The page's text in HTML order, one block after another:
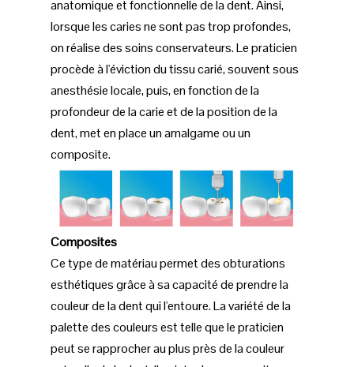
anatomique et fonctionnelle de la dent. Ainsi,
lorsque les caries ne sont pas trop profondes,
on réalise des soins conservateurs. Le praticien
procède à l'éviction du tissu carié, souvent sous
anesthésie locale, puis, en fonction de la
profondeur de la carie et de la position de la
dent, met en place un amalgame ou un
composite.
Composites
Ce type de matériau permet des obturations
esthétiques grâce à sa capacité de prendre la
couleur de la dent qui l'entoure. La variété de la
palette des couleurs est telle que le praticien
peut se rapprocher au plus près de la couleur